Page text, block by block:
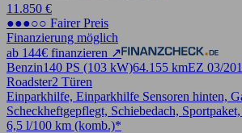
11.850 €
●●●○○ Fairer Preis
Finanzierung möglich
ab 144€ finanzieren ↗
Benzin140 PS (103 kW)64.155 kmEZ 03/
Roadster2 Türen
Einparkhilfe, Einparkhilfe Sensoren hinten,
Scheckheftgepflegt, Schiebedach,
6,5 l/100 km (komb.)*